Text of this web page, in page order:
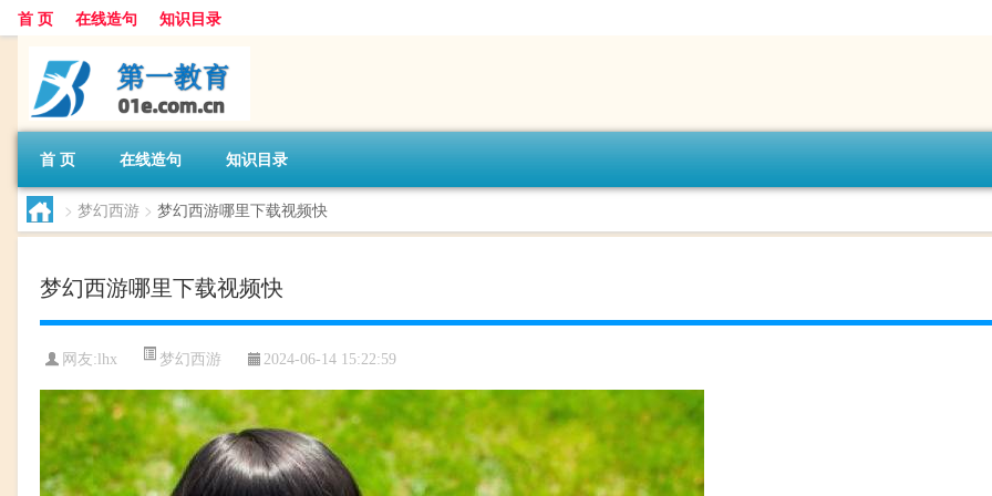
首 页 在线造句 知识目录
首 页 在线造句 知识目录
> 梦幻西游 > 梦幻西游哪里下载视频快
梦幻西游哪里下载视频快
网友: lhx 梦幻西游 2024-06-14 15:22:59